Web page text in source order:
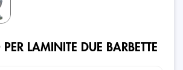
PER LAMINITE DUE BARBETTE